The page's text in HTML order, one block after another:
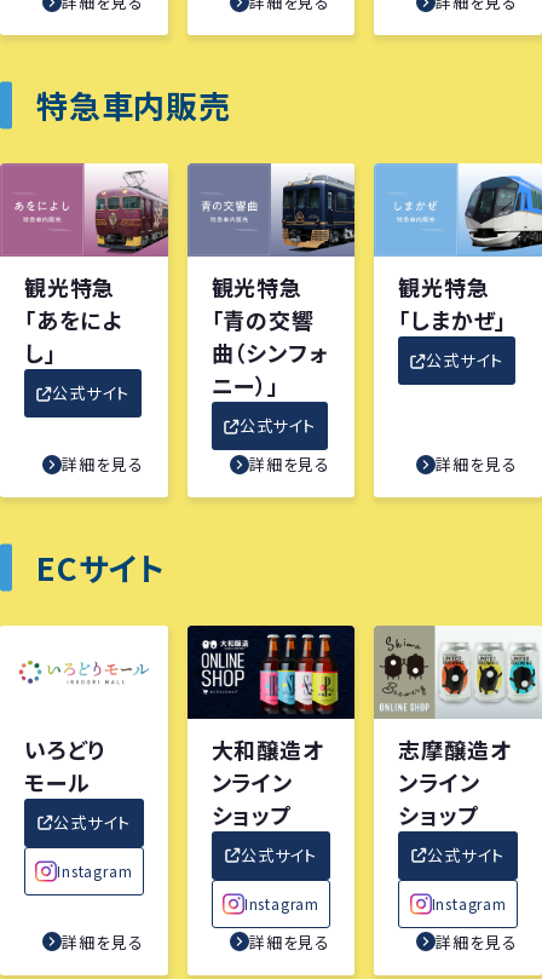
特急車内販売
観光特急
「あをによ
し」
公式サイト
詳細を見る
観光特急
「青の交響
曲（シンフォ
ニー）」
公式サイト
詳細を見る
観光特急
「しまかぜ」
公式サイト
詳細を見る
ECサイト
いろどり
モール
公式サイト
Instagram
詳細を見る
大和醸造オ
ンライン
ショップ
公式サイト
Instagram
詳細を見る
志摩醸造オ
ンライン
ショップ
公式サイト
Instagram
詳細を見る